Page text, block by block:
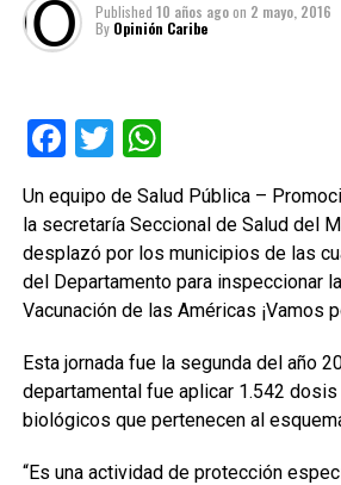
Published 10 años agoon 2 mayo, 2016
By Opinión Caribe
Facebook
TwitterWhatsApp
Un equipo de Salud Pública –
la secretaría Seccional de Salud del
desplazó por los municipios de las
del Departamento para inspeccionar
Vacunación de las Américas ¡Vamos
Esta jornada fue la segunda del año
departamental fue aplicar 1.542
biológicos que pertenecen al
“Es una actividad de protección